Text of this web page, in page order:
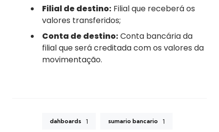
Filial de destino: Filial que receberá os
valores transferidos;
Conta de destino:Conta bancária da
filial que será creditada com os valores da
movimentação.
dahboards 1 sumario bancario 1